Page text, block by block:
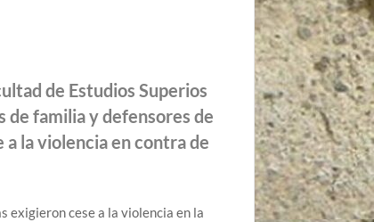
de Estudios Superios
familia y defensores de
la violencia en contra de
exigieron cese a la violencia en la